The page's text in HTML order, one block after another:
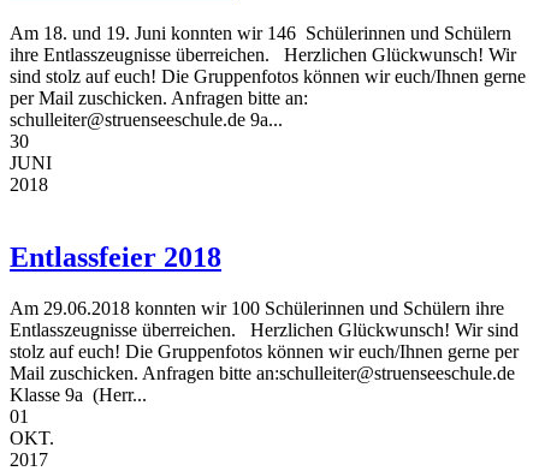
Am 18. und 19. Juni konnten wir 146 Schülerinnen und Schülern
ihre Entlasszeugnisse überreichen. Herzlichen Glückwunsch! Wir
sind stolz auf euch! Die Gruppenfotos können wir euch/Ihnen gerne
per Mail zuschicken. Anfragen bitte an:
schulleiter@struenseeschule.de 9a...
30
JUNI
2018
Entlassfeier 2018
Am 29.06.2018 konnten wir 100 Schülerinnen und Schülern ihre
Entlasszeugnisse überreichen. Herzlichen Glückwunsch! Wir sind
stolz auf euch! Die Gruppenfotos können wir euch/Ihnen gerne per
Mail zuschicken. Anfragen bitte an:schulleiter@struenseeschule.de
Klasse 9a (Herr...
01
OKT.
2017